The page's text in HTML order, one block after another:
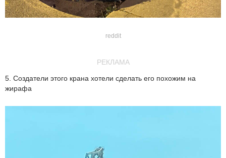
reddit
РЕКЛАМА
5. Создатели этого крана хотели сделать его похожим на
жирафа